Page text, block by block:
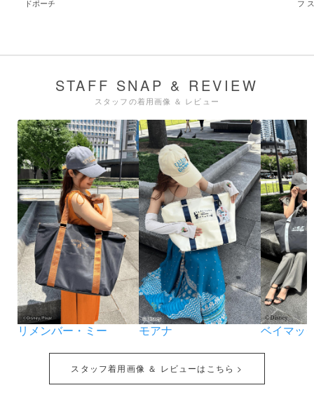
ドポーチ
フ
STAFF SNAP & REVIEW
スタッフの着用画像 ＆ レビュー
リメンバー・ミー モアナ ベイマッ
スタッフ着用画像 ＆ レビューはこちら >